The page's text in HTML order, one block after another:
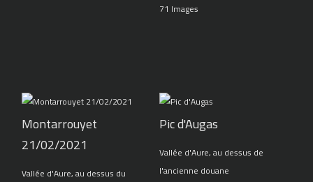
71 Images
Montarrouyet
21/02/2021
Vallée d'Aure, au dessus du
Pic d'Augas
Vallée d'Aure, au dessus de
l'ancienne douane